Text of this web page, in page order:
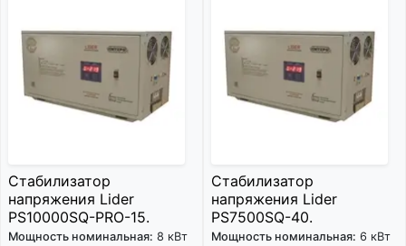
Стабилизатор
напряжения Lider
PS10000SQ-PRO-15.
Мощность номинальная: 8 кВт
Стабилизатор
напряжения Lider
PS7500SQ-40.
Мощность номинальная: 6 кВт